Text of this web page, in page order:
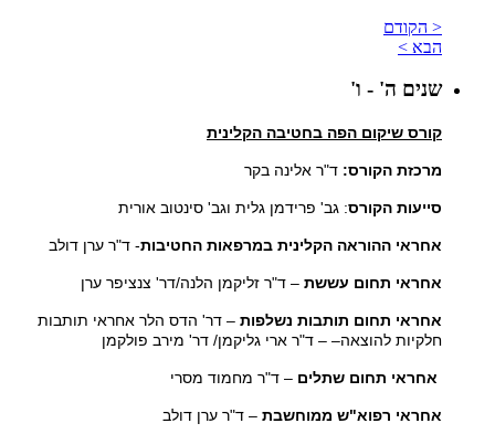
< הקודם
הבא >
שנים ה' - ו'
קורס שיקום הפה בחטיבה הקלינית
מרכזת הקורס: ד"ר אלינה בקר
סייעות הקורס: גב' פרידמן גלית וגב' סינטוב אורית
אחראי ההוראה הקלינית במרפאות החטיבות- ד"ר ערן דולב
אחראי תחום עששת – ד"ר זליקמן הלנה/דר' צנציפר ערן
אחראי תחום תותבות נשלפות – דר' הדס הלר אחראי תותבות
חלקיות להוצאה– – ד"ר ארי גליקמן/ דר' מירב פולקמן
אחראי תחום שתלים – ד"ר מחמוד מסרי
אחראי רפוא"ש ממוחשבת – ד"ר ערן דולב